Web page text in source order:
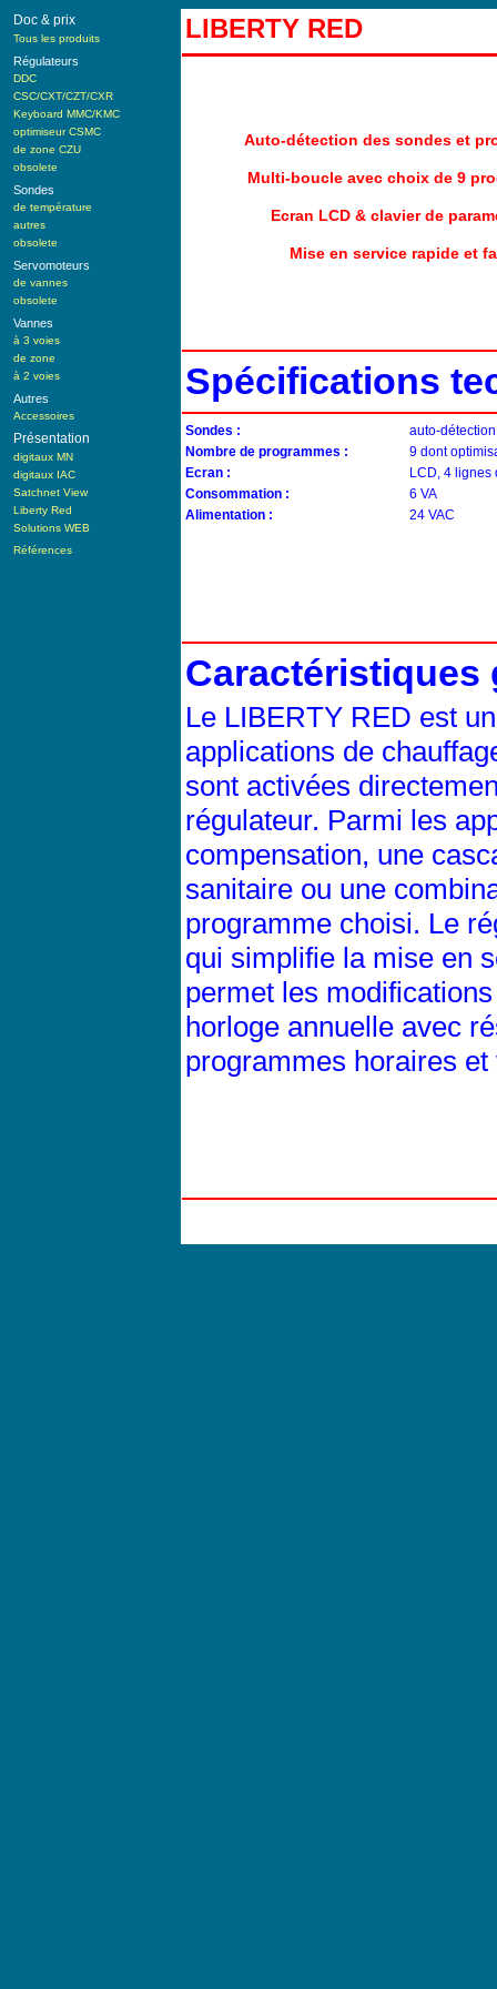
Doc & prix
Tous les produits
Régulateurs
DDC
CSC/CXT/CZT/CXR
Keyboard MMC/KMC
optimiseur CSMC
de zone CZU
obsolete
Sondes
de température
autres
obsolete
Servomoteurs
de vannes
obsolete
Vannes
à 3 voies
de zone
à 2 voies
Autres
Accessoires
Présentation
digitaux MN
digitaux IAC
Satchnet View
Liberty Red
Solutions WEB
Références
LIBERTY RED
Auto-détection des sondes et
Multi-boucle avec choix de 9
Ecran LCD & clavier de
Mise en service rapide et
Spécifications
Sondes :
auto-
Nombre de programmes :
9 dont
Ecran :
LCD, 4 lignes
Consommation :
6 VA
Alimentation :
24 VAC
Caractéristiques
Le LIBERTY RED est
applications de
sont activées
régulateur. Parmi les
compensation, une
sanitaire ou une
programme choisi. Le
qui simplifie la mise en
permet les
horloge annuelle avec
programmes horaires et